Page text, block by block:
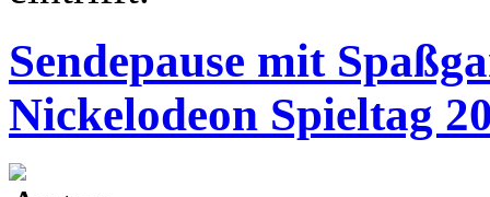
Sendepause mit
Nickelodeon Spieltag